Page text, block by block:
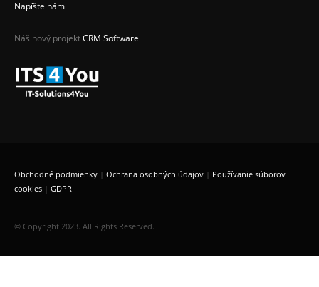
Napíšte nám
Náš nový projektCRM Software
Obchodné podmienky | Ochrana osobných údajov | Používanie súborov
cookies | GDPR
© Copyright 2023. All Rights Reserved.